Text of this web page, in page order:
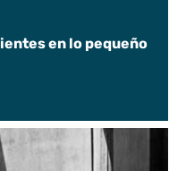
en lo pequeño